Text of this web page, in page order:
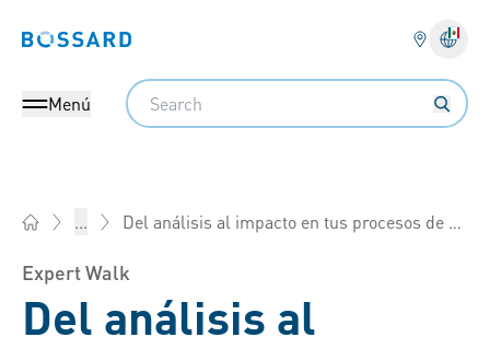
Bossard homepage
Menú
Search
... Del análisis al impacto en tus procesos de ensamblaje
Expert Walk
Del análisis al